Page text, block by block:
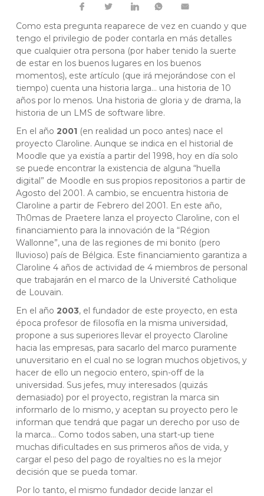
Como esta pregunta reaparece de vez en cuando y que
tengo el privilegio de poder contarla en más detalles
que cualquier otra persona (por haber tenido la suerte
de estar en los buenos lugares en los buenos
momentos), este artículo (que irá mejorándose con el
tiempo) cuenta una historia larga… una historia de 10
años por lo menos. Una historia de gloria y de drama, la
historia de un LMS de software libre.
En el año 2001 (en realidad un poco antes) nace el
proyecto Claroline. Aunque se indica en el historial de
Moodle que ya existía a partir del 1998, hoy en día solo
se puede encontrar la existencia de alguna “huella
digital” de Moodle en sus propios repositorios a partir de
Agosto del 2001. A cambio, se encuentra historia de
Claroline a partir de Febrero del 2001. En este año,
Th0mas de Praetere lanza el proyecto Claroline, con el
financiamiento para la innovación de la “Région
Wallonne”, una de las regiones de mi bonito (pero
lluvioso) país de Bélgica. Este financiamiento garantiza a
Claroline 4 años de actividad de 4 miembros de personal
que trabajarán en el marco de la Université Catholique
de Louvain.
En el año 2003, el fundador de este proyecto, en esta
época profesor de filosofía en la misma universidad,
propone a sus superiores llevar el proyecto Claroline
hacia las empresas, para sacarlo del marco puramente
unuversitario en el cual no se logran muchos objetivos, y
hacer de ello un negocio entero, spin-off de la
universidad. Sus jefes, muy interesados (quizás
demasiado) por el proyecto, registran la marca sin
informarlo de lo mismo, y aceptan su proyecto pero le
informan que tendrá que pagar un derecho por uso de
la marca… Como todos saben, una start-up tiene
muchas dificultades en sus primeros años de vida, y
cargar el peso del pago de royalties no es la mejor
decisión que se pueda tomar.
Por lo tanto, el mismo fundador decide lanzar el